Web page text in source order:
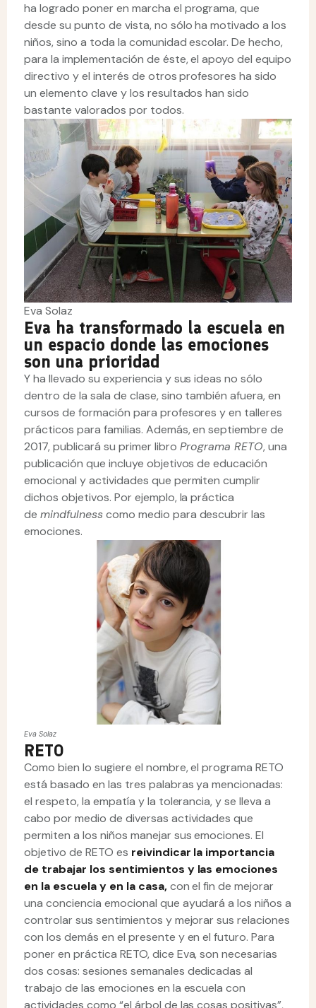
ha logrado poner en marcha el programa, que
desde su punto de vista, no sólo ha motivado a los
niños, sino a toda la comunidad escolar. De hecho,
para la implementación de éste, el apoyo del equipo
directivo y el interés de otros profesores ha sido
un elemento clave y los resultados han sido
bastante valorados por todos.
Eva Solaz
Eva ha transformado la escuela en
un espacio donde las emociones
son una prioridad
Y ha llevado su experiencia y sus ideas no sólo
dentro de la sala de clase, sino también afuera, en
cursos de formación para profesores y en talleres
prácticos para familias. Además, en septiembre de
2017, publicará su primer libro Programa RETO, una
publicación que incluye objetivos de educación
emocional y actividades que permiten cumplir
dichos objetivos. Por ejemplo, la práctica
de mindfulnesscomo medio para descubrir las
emociones.
Eva Solaz
RETO
Como bien lo sugiere el nombre, el programa RETO
está basado en las tres palabras ya mencionadas:
el respeto, la empatía y la tolerancia, y se lleva a
cabo por medio de diversas actividades que
permiten a los niños manejar sus emociones. El
objetivo de RETO es reivindicar la importancia
de trabajar los sentimientos y las emociones
en la escuela y en la casa,con el fin de mejorar
una conciencia emocional que ayudará a los niños a
controlar sus sentimientos y mejorar sus relaciones
con los demás en el presente y en el futuro. Para
poner en práctica RETO, dice Eva, son necesarias
dos cosas: sesiones semanales dedicadas al
trabajo de las emociones en la escuela con
actividades como “el árbol de las cosas positivas”,